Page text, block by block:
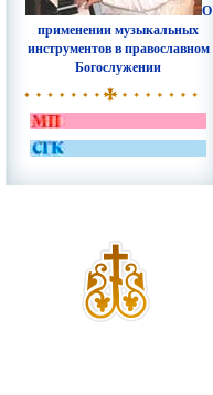
О
применении музыкальных
инструментов в православном
Богослужении